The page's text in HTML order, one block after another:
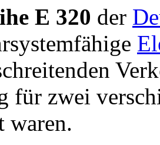
E 320 der
für zwei
waren.